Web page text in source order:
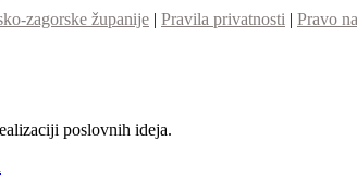
zagorske županije | Pravila privatnosti | Pravo
poslovnih ideja.